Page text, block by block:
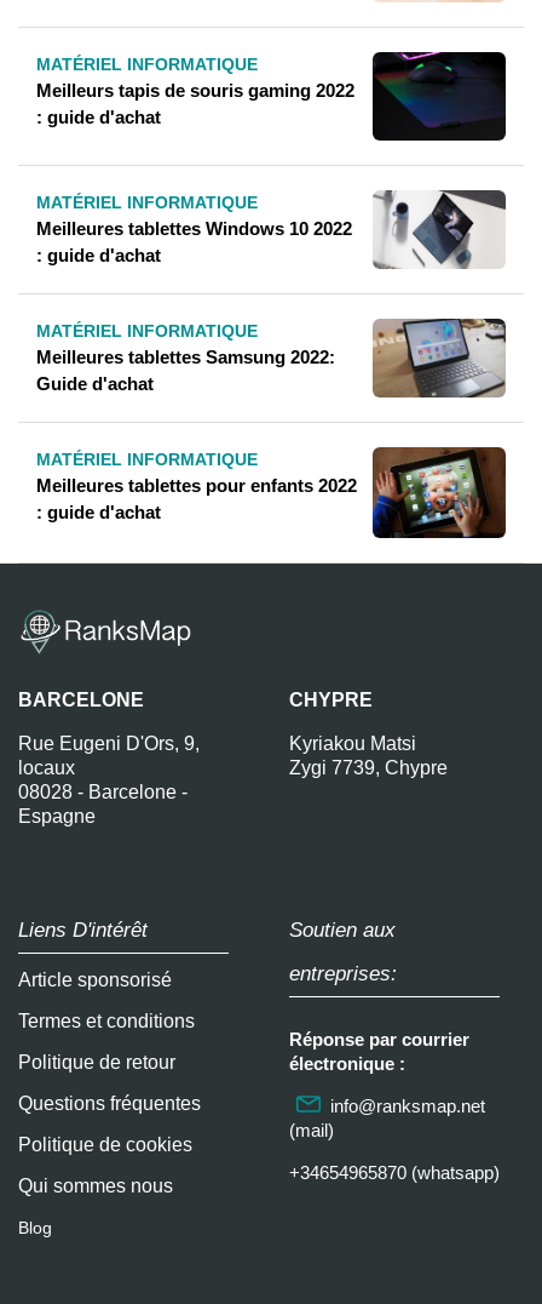
MATÉRIEL INFORMATIQUE
Meilleurs tapis de souris gaming 2022
: guide d'achat
MATÉRIEL INFORMATIQUE
Meilleures tablettes Windows 10 2022
: guide d'achat
MATÉRIEL INFORMATIQUE
Meilleures tablettes Samsung 2022:
Guide d'achat
MATÉRIEL INFORMATIQUE
Meilleures tablettes pour enfants 2022
: guide d'achat
BARCELONE
Rue Eugeni D'Ors, 9,
locaux
08028 - Barcelone -
Espagne
CHYPRE
Kyriakou Matsi
Zygi 7739, Chypre
Liens D'intérêt
Article sponsorisé
Termes et conditions
Politique de retour
Questions fréquentes
Politique de cookies
Qui sommes nous
Blog
Soutien aux
entreprises:
Réponse par courrier
électronique :
info@ranksmap.net
(mail)
+34654965870 (whatsapp)